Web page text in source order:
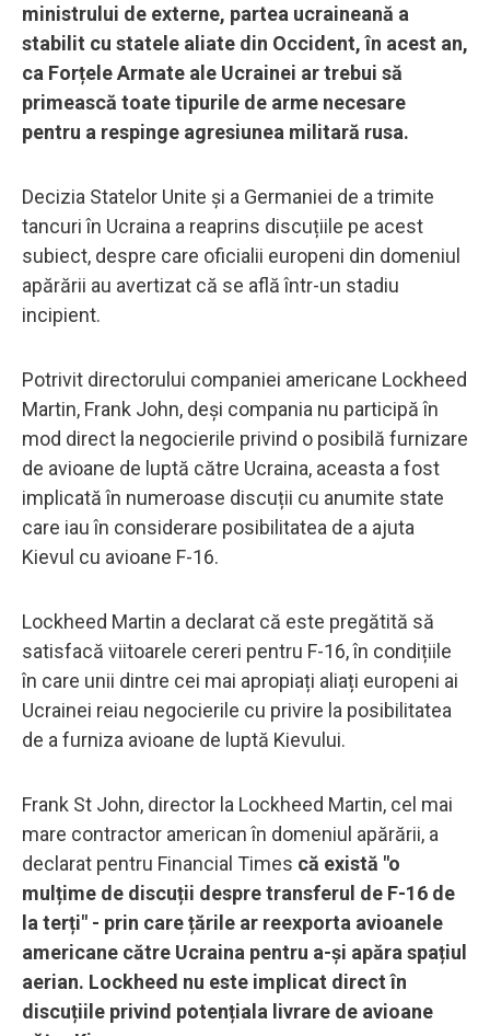
ministrului de externe, partea ucraineană a
stabilit cu statele aliate din Occident, în acest an,
ca Forțele Armate ale Ucrainei ar trebui să
primească toate tipurile de arme necesare
pentru a respinge agresiunea militară rusa.
Decizia Statelor Unite și a Germaniei de a trimite
tancuri în Ucraina a reaprins discuțiile pe acest
subiect, despre care oficialii europeni din domeniul
apărării au avertizat că se află într-un stadiu
incipient.
Potrivit directorului companiei americane Lockheed
Martin, Frank John, deși compania nu participă în
mod direct la negocierile privind o posibilă furnizare
de avioane de luptă către Ucraina, aceasta a fost
implicată în numeroase discuții cu anumite state
care iau în considerare posibilitatea de a ajuta
Kievul cu avioane F-16.
Lockheed Martin a declarat că este pregătită să
satisfacă viitoarele cereri pentru F-16, în condițiile
în care unii dintre cei mai apropiați aliați europeni ai
Ucrainei reiau negocierile cu privire la posibilitatea
de a furniza avioane de luptă Kievului.
Frank St John, director la Lockheed Martin, cel mai
mare contractor american în domeniul apărării, a
declarat pentru Financial Times că există "o
mulțime de discuții despre transferul de F-16 de
la terți" - prin care țările ar reexporta avioanele
americane către Ucraina pentru a-și apăra spațiul
aerian. Lockheed nu este implicat direct în
discuțiile privind potențiala livrare de avioane